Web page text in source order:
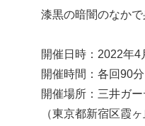
漆黒の暗闇のなか
開催日時：2022年
開催時間：各回90
開催場所：三井ガ
（東京都新宿区霞